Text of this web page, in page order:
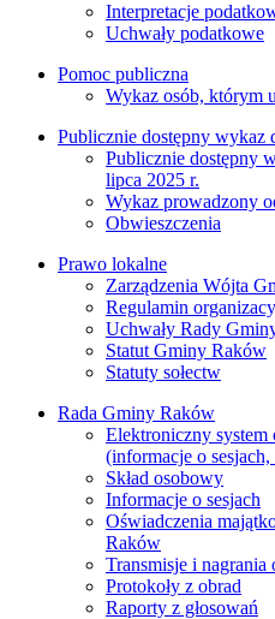
Interpretacje
Uchwały podatkowe
Pomoc publiczna
Wykaz osób, którym
Publicznie dostępny wykaz
Publicznie dostępny
lipca 2025 r.
Wykaz prowadzony
Obwieszczenia
Prawo lokalne
Zarządzenia Wójta
Regulamin
Uchwały Rady
Statut Gminy Raków
Statuty sołectw
Rada Gminy Raków
Elektroniczny
(informacje o
Skład osobowy
Informacje o sesjach
Oświadczenia
Raków
Transmisje i
Protokoły z obrad
Raporty z głosowań